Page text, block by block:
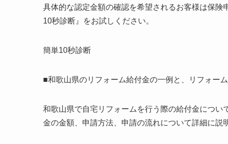
具体的な認定金額の確認を希望されるお客様は保
10秒診断』をお試しください。
簡単10秒診断
■和歌山県のリフォーム給付金の一例と、リフォー
和歌山県で自宅リフォームを行う際の給付金につ
金の金額、申請方法、申請の流れについて詳細に説